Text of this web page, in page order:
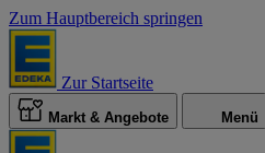
Zum Hauptbereich springen
Zur Startseite
Markt & Angebote Menü